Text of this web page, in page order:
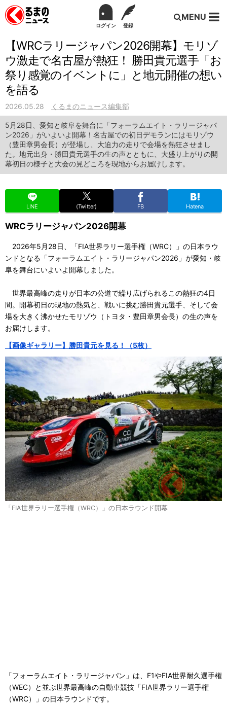
ログイン 登録
MENU
【WRCラリージャパン2026開幕】モリゾ
ウ激走で名古屋が熱狂！ 勝田貴元選手「お
祭り感覚のイベントに」と地元開催の想い
を語る
2026.05.28 くるまのニュース編集部
5月28日、愛知と岐阜を舞台に「フォーラムエイト・ラリージャパ
ン2026」がいよいよ開幕！名古屋での初日デモランにはモリゾウ
（豊田章男会長）が登場し、大迫力の走りで会場を熱狂させまし
た。地元出身・勝田貴元選手の生の声とともに、大盛り上がりの開
幕初日の様子と大会の見どころを現地からお届けします。
LINE (Twitter) FB Hatena
WRCラリージャパン2026開幕
2026年5月28日、「FIA世界ラリー選手権（WRC）」の日本ラウ
ンドとなる「フォーラムエイト・ラリージャパン2026」が愛知・岐
阜を舞台にいよいよ開幕しました。
世界最高峰の走りが日本の公道で繰り広げられるこの熱狂の4日
間。開幕初日の現地の熱気と、戦いに挑む勝田貴元選手、そして会
場を大きく沸かせたモリゾウ（トヨタ・豊田章男会長）の生の声を
お届けします。
【画像ギャラリー】勝田貴元を見る！（5枚）
「FIA世界ラリー選手権（WRC）」の日本ラウンド開幕
「フォーラムエイト・ラリージャパン」は、F1やFIA世界耐久選手権
（WEC）と並ぶ世界最高峰の自動車競技「FIA世界ラリー選手権
（WRC）」の日本ラウンドです。